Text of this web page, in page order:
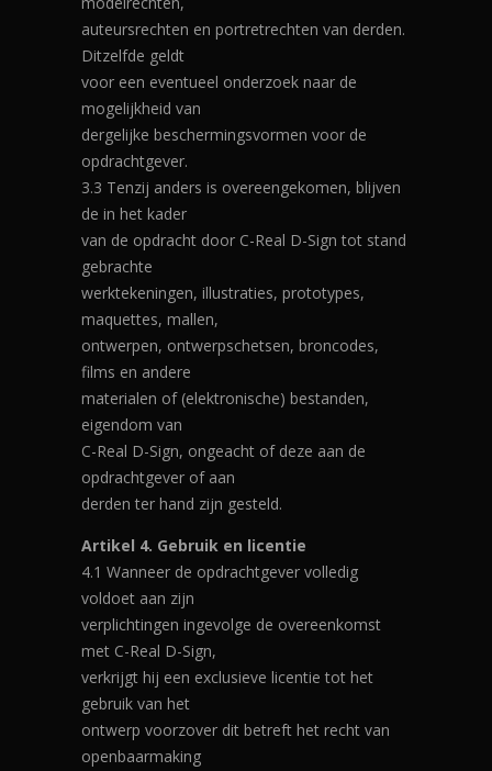
auteursrechten en portretrechten van derden.
Ditzelfde geldt
voor een eventueel onderzoek naar de
mogelijkheid van
dergelijke beschermingsvormen voor de
opdrachtgever.
3.3 Tenzij anders is overeengekomen, blijven
de in het kader
van de opdracht door C-Real D-Sign tot stand
gebrachte
werktekeningen, illustraties, prototypes,
maquettes, mallen,
ontwerpen, ontwerpschetsen, broncodes,
films en andere
materialen of (elektronische) bestanden,
eigendom van
C-Real D-Sign, ongeacht of deze aan de
opdrachtgever of aan
derden ter hand zijn gesteld.
Artikel 4. Gebruik en licentie
4.1 Wanneer de opdrachtgever volledig
voldoet aan zijn
verplichtingen ingevolge de overeenkomst
met C-Real D-Sign,
verkrijgt hij een exclusieve licentie tot het
gebruik van het
ontwerp voorzover dit betreft het recht van
openbaarmaking